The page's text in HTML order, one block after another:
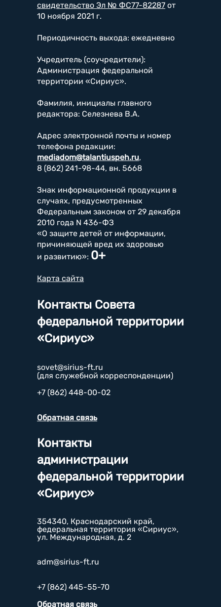
свидетельство Эл № ФС77-82287 от
10 ноября 2021 г.
Периодичность выхода: ежедневно
Учредитель (соучредители):
Администрация федеральной
территории «Сириус».
Фамилия, инициалы главного
редактора: Селезнева В.А.
Адрес электронной почты и номер
телефона редакции:
mediadom@talantiuspeh.ru,
8 (862) 241-98-44, вн. 5668
Знак информационной продукции в
случаях, предусмотренных
Федеральным законом от 29 декабря
2010 года N 436-ФЗ
«О защите детей от информации,
причиняющей вред их здоровью
и развитию»: 0+
Карта сайта
Контакты Совета
федеральной территории
«Сириус»
sovet@sirius-ft.ru
(для служебной корреспонденции)
+7 (862) 448-00-02
Обратная связь
Контакты
администрации
федеральной территории
«Сириус»
354340, Краснодарский край,
федеральная территория «Сириус»,
ул. Международная, д. 2
adm@sirius-ft.ru
+7 (862) 445-55-70
Обратная связь